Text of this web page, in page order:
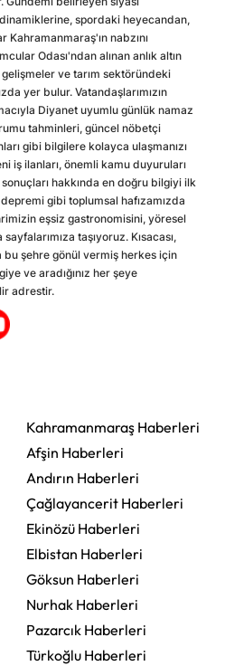
spordaki heyecandan,
nabzını
Odası'ndan alınan anlık altın
ve tarım sektöründeki
yer bulur. Vatandaşlarımızın
Diyanet uyumlu günlük namaz
tahminleri, güncel nöbetçi
gibi bilgilere kolayca ulaşmanızı
iş ilanları, önemli kamu duyuruları
hakkında en doğru bilgiyi ilk
gibi toplumsal hafızamızda
eşsiz gastronomisini, yöresel
taşıyoruz. Kısacası,
şehre gönül vermiş herkes için
ve aradığınız her şeye
adrestir.
Kahramanmaraş Haberleri
Afşin Haberleri
Andırın Haberleri
Çağlayancerit Haberleri
Ekinözü Haberleri
Elbistan Haberleri
Göksun Haberleri
Nurhak Haberleri
Pazarcık Haberleri
Türkoğlu Haberleri